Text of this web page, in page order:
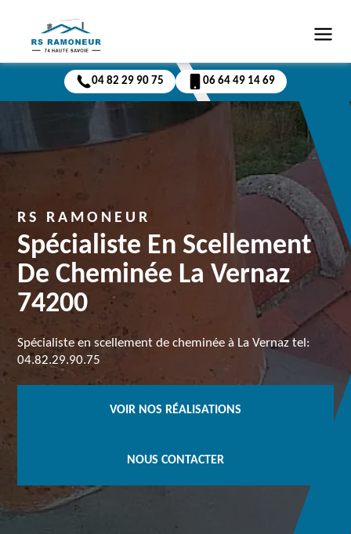
04 82 29 90 75 06 64 49 14 69
RS RAMONEUR
Spécialiste En Scellement
De Cheminée La Vernaz
74200
Spécialiste en scellement de cheminée à La Vernaz tel:
04.82.29.90.75
VOIR NOS RÉALISATIONS
NOUS CONTACTER